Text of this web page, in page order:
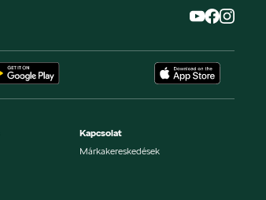
Kapcsolat
Márkakereskedések